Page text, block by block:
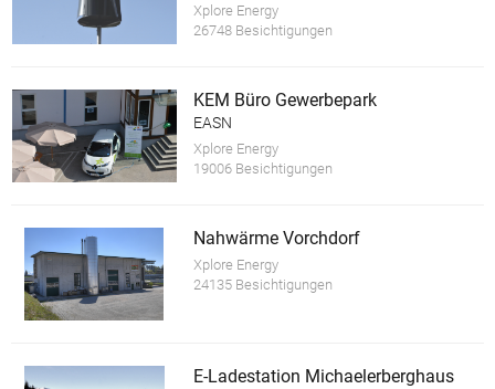
Xplore Energy
26748 Besichtigungen
KEM Büro Gewerbepark
EASN
Xplore Energy
19006 Besichtigungen
Nahwärme Vorchdorf
Xplore Energy
24135 Besichtigungen
E-Ladestation Michaelerberghaus